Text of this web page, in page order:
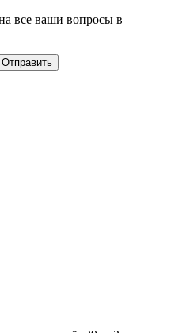
все ваши вопросы в